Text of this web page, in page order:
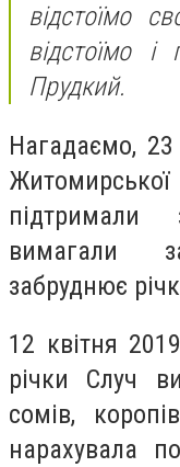
відстоїмо
відстоїмо і
Прудкий.
Нагадаємо, 23
вимагали
забруднює
12 квітня
річки Случ
сомів,
нарахувала